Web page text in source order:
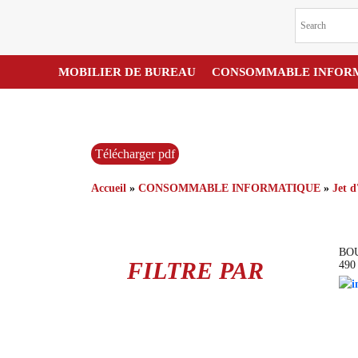
MOBILIER DE BUREAU CONSOMMABLE
Télécharger pdf
Accueil » CONSOMMABLE INFORMATIQUE » Jet
FILTRE PAR